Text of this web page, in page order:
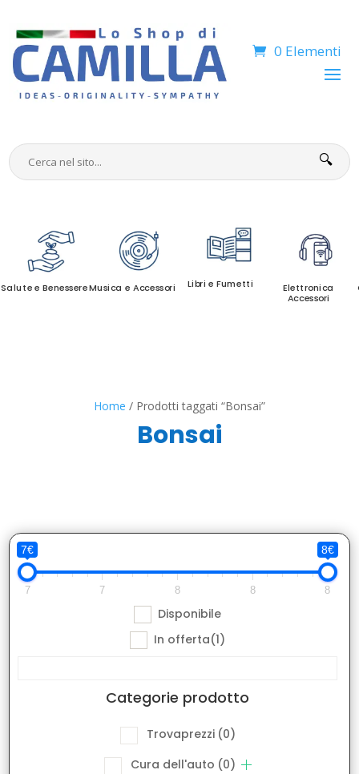
0 Elementi
🔍
Salute e BenessereMusica e Accessori Libri e Fumetti
Elettronica
Accessori
Home / Prodotti taggati “Bonsai”
Bonsai
7€ 8€
7 7 8 8 8
Disponibile
In offerta(1)
Categorie prodotto
Trovaprezzi (0)
Cura dell'auto (0)